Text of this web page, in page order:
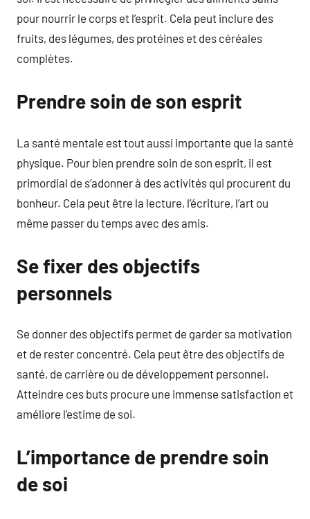
pour nourrir le corps et l’esprit. Cela peut inclure des
fruits, des légumes, des protéines et des céréales
complètes.
Prendre soin de son esprit
La santé mentale est tout aussi importante que la santé
physique. Pour bien prendre soin de son esprit, il est
primordial de s’adonner à des activités qui procurent du
bonheur. Cela peut être la lecture, l’écriture, l’art ou
même passer du temps avec des amis.
Se fixer des objectifs
personnels
Se donner des objectifs permet de garder sa motivation
et de rester concentré. Cela peut être des objectifs de
santé, de carrière ou de développement personnel.
Atteindre ces buts procure une immense satisfaction et
améliore l’estime de soi.
L’importance de prendre soin
de soi